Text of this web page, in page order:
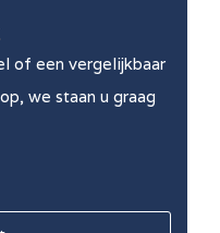
of een vergelijkbaar
we staan u graag